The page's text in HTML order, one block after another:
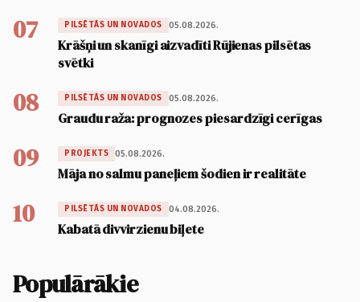
07 PILSĒTĀS UN NOVADOS 05.08.2026.
Krāšņi un skanīgi aizvadīti Rūjienas pilsētas
svētki
08 PILSĒTĀS UN NOVADOS 05.08.2026.
Graudu raža: prognozes piesardzīgi cerīgas
09 PROJEKTS 05.08.2026.
Māja no salmu paneļiem šodien ir realitāte
10 PILSĒTĀS UN NOVADOS 04.08.2026.
Kabatā divvirzienu biļete
Populārākie